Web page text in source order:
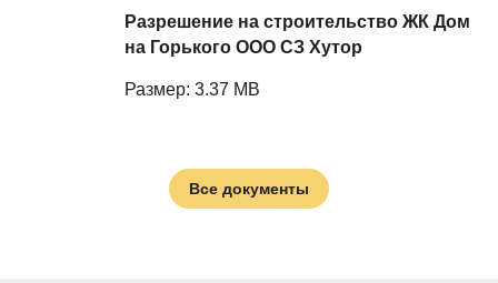
Разрешение на строительство ЖК Дом
на Горького ООО СЗ Хутор
Размер: 3.37 MB
Все документы